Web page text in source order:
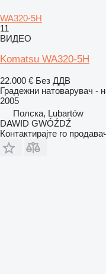
WA320-5H
11
ВИДЕО
Komatsu WA320-5H
22.000 € Без ДДВ
Градежни натоварувач -
2005
Полска, Lubartów
DAWID GWÓŹDŹ
Контактирајте го